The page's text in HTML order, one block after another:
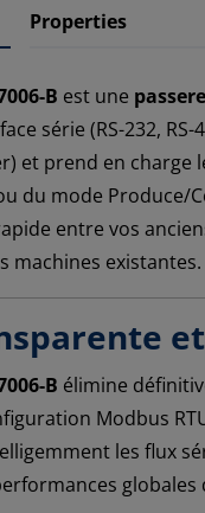
Properties
B est une
série (RS-232,
et prend en
du mode Produce/
entre vos
machines existantes.
B élimine
Modbus
les flux
globales